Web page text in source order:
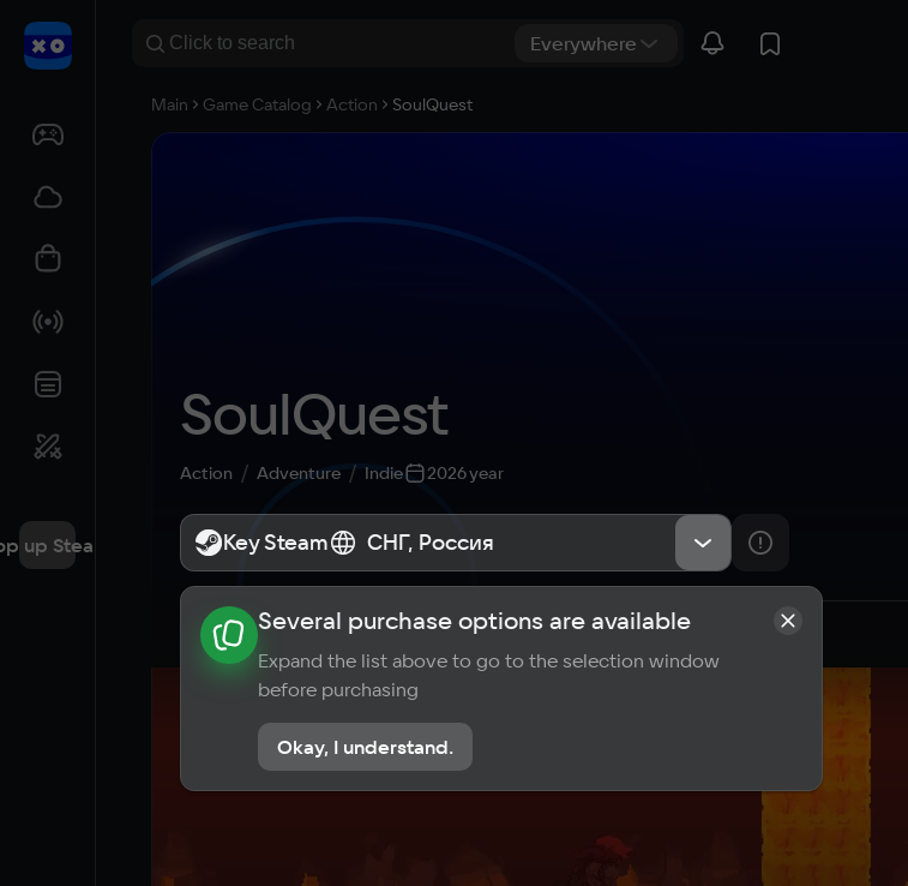
up Steam
Main Game Catalog Action SoulQuest
SoulQuest
Action Adventure Indie 2026 year
Key Steam СНГ, Россия
About the game News Requirements Reviews
Key Steam СНГ, Россия
Several purchase options are available
Expand the list above to go to the selection window
before purchasing
Okay, I understand.